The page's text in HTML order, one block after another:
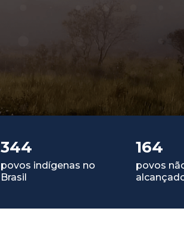
344
povos indígenas no
Brasil
164
povos